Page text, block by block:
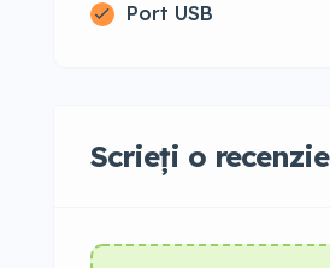
Port USB
Scrieți o recenzie